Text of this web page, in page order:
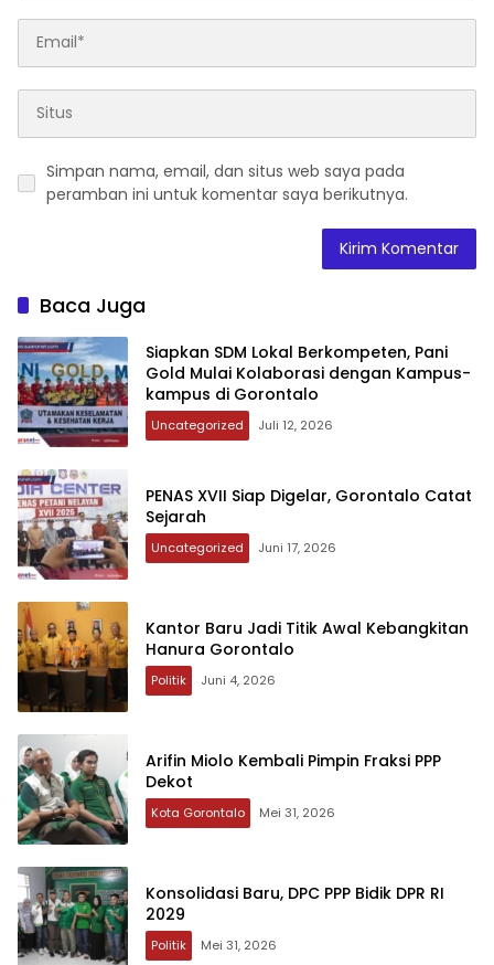
Simpan nama, email, dan situs web saya pada
peramban ini untuk komentar saya berikutnya.
Baca Juga
‎Siapkan SDM Lokal Berkompeten, Pani
Gold Mulai Kolaborasi dengan Kampus-
kampus di Gorontalo
Uncategorized Juli 12, 2026
‎PENAS XVII Siap Digelar, Gorontalo Catat
Sejarah
Uncategorized Juni 17, 2026
Kantor Baru Jadi Titik Awal Kebangkitan
Hanura Gorontalo
Politik Juni 4, 2026
Arifin Miolo Kembali Pimpin Fraksi PPP
Dekot
Kota Gorontalo Mei 31, 2026
Konsolidasi Baru, DPC PPP Bidik DPR RI
2029
Politik Mei 31, 2026